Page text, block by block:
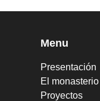
Menu
Presentación
El monasterio
Proyectos